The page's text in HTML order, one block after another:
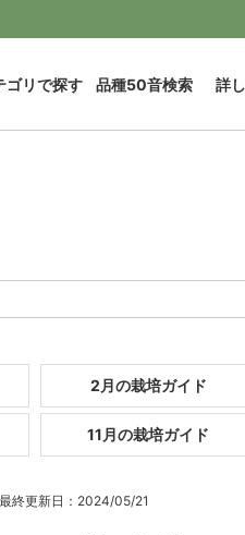
ゴリで探す 品種50音検索 詳
2月の栽培ガイド
11月の栽培ガイド
最終更新日：2024/05/21